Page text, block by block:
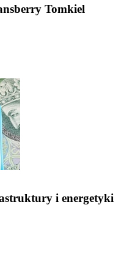
Tomkiel
i energetyki